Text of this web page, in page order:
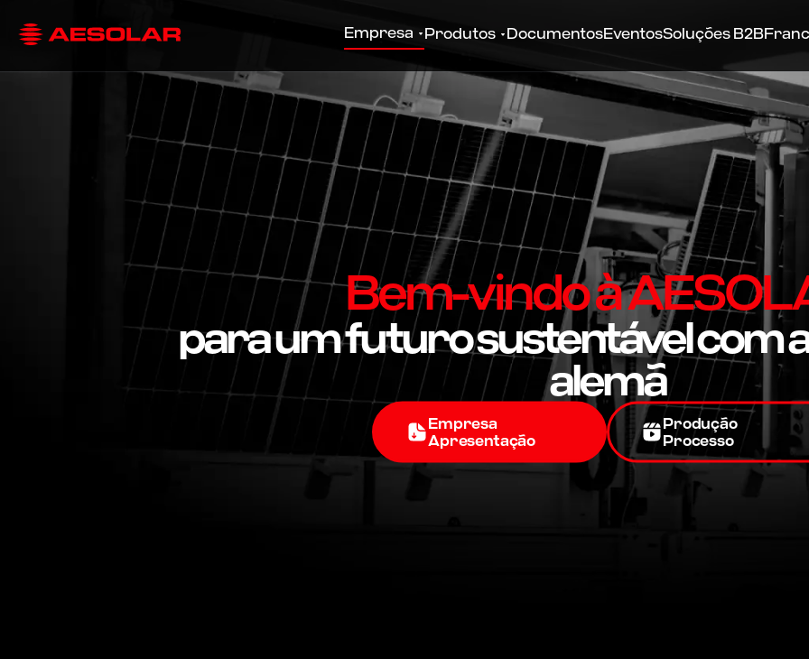
Empresa Produtos DocumentosEventosSoluções B2B
Bem-vindo à
para um futuro sustentável com
alemã
Empresa
Apresentação
Produção
Processo